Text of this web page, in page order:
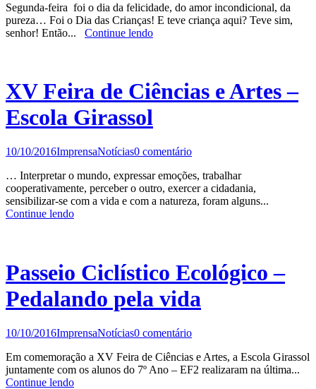
Segunda-feira foi o dia da felicidade, do amor incondicional, da
pureza… Foi o Dia das Crianças! E teve criança aqui? Teve sim,
senhor! Então... Continue lendo
XV Feira de Ciências e Artes –
Escola Girassol
10/10/2016ImprensaNotícias0 comentário
… Interpretar o mundo, expressar emoções, trabalhar
cooperativamente, perceber o outro, exercer a cidadania,
sensibilizar-se com a vida e com a natureza, foram alguns...
Continue lendo
Passeio Ciclístico Ecológico –
Pedalando pela vida
10/10/2016ImprensaNotícias0 comentário
Em comemoração a XV Feira de Ciências e Artes, a Escola Girassol
juntamente com os alunos do 7º Ano – EF2 realizaram na última...
Continue lendo